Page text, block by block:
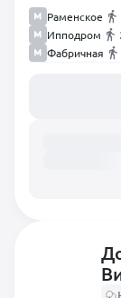
Раменское
Ипподром
Фабричная